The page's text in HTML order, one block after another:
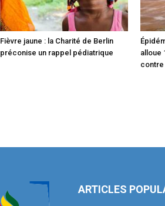
Fièvre jaune : la Charité de Berlin
préconise un rappel pédiatrique
alloue
contre
ARTICLES